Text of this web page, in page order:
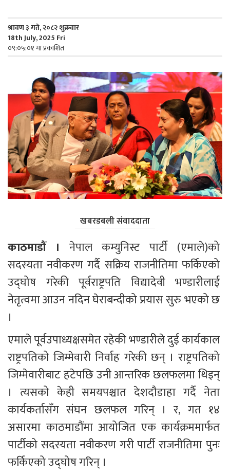
श्रावण ३ गते, २०८२ शुक्रवार
18th July, 2025 Fri
०९:०५:०१ मा प्रकाशित
खबरडबली संवाददाता
काठमाडौं । नेपाल कम्युनिस्ट पार्टी (एमाले)को
सदस्यता नवीकरण गर्दै सक्रिय राजनीतिमा फर्किएको
उद्घोष गरेकी पूर्वराष्ट्रपति विद्यादेवी भण्डारीलाई
नेतृत्वमा आउन नदिन घेराबन्दीको प्रयास सुरु भएको छ
।
एमाले पूर्वउपाध्यक्षसमेत रहेकी भण्डारीले दुई कार्यकाल
राष्ट्रपतिको जिम्मेवारी निर्वाह गरेकी छन् । राष्ट्रपतिको
जिम्मेवारीबाट हटेपछि उनी आन्तरिक छलफलमा थिइन्
। त्यसको केही समयपश्चात देशदौडाहा गर्दै नेता
कार्यकर्तासँग संघन छलफल गरिन् । र, गत १४
असारमा काठमाडौंमा आयोजित एक कार्यक्रममार्फत
पार्टीको सदस्यता नवीकरण गरी पार्टी राजनीतिमा पुनः
फर्किएको उद्घोष गरिन् ।